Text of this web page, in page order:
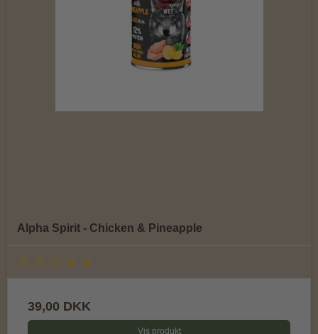
Alpha Spirit - Chicken & Pineapple
39,00 DKK
Vis produkt